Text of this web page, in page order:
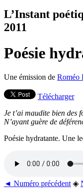
L’Instant
2011
Poésie
Une émission de Roméo
Télécharger
Je t’ai maudite bien des
N’ayant guère de
Poésie hydratante. Une
◄ Numéro précédent ◈